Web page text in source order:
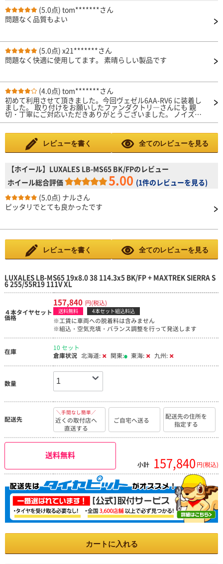
(5.0点) tom*******さん
問題なく品質もよい
(5.0点) x21*******さん
問題なく快適に使用してます。 素晴らしい製品です
(4.0点) tom*******さん
初めて利用させて頂きました。今回ヴェゼル6AA-RV6 に装着し
ました。 取り付けをお願いしたファンダクトリ―さんにも 親
切・丁寧にご対応いただきありがとうございました。 ノイズ等
は気になりません。交換したばかりなので耐 久性等は今のとこ
用させて頂きますありがとうござ いました。
レビューを書く 全てのレビューを見る
【ホイール】LUXALES LB-MS65 BK/FPのレビュー
ホイール総合評価
5.00 (1件のレビューを見る)
(5.0点) ナルさん
ピッタリでとても良かったです
レビューを書く 全てのレビューを見る
LUXALES LB-MS65 19x8.0 38 114.3x5 BK/FP + MAXTREK SIERRA S
6 255/55R19 111V XL
４本タイヤセット
価格
157,840 円(税込)
送料無料 4本セット組込料込
※工賃に車両への脱着料は含みません
※組込・空気充填・バランス調整を行って発送します
在庫
10 セット
倉庫状況 北海道: 関東: 東海: 九州:
数量
配送先
＼手間なし簡単／
近くの取付店へ
直送する
ご自宅へ送る
配送先の住所を
指定する
送料無料
小計 157,840 円(税込)
カートに入れる